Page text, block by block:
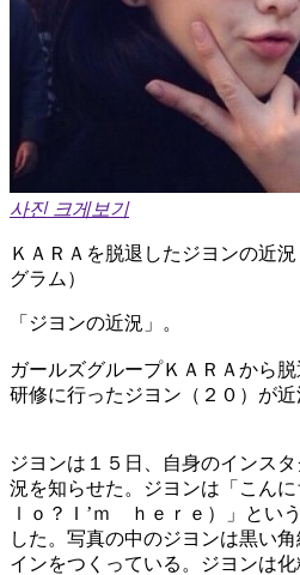
사진 크게보기
ＫＡＲＡを脱退したジヨンの近
グラム）
「ジヨンの近況」。
ガールズグループＫＡＲＡから
研修に行ったジヨン（２０）が近
ジヨンは１５日、自身のインス
況を知らせた。ジヨンは「こん
ｌｏ？Ｉ’ｍ ｈｅｒｅ）」とい
した。写真の中のジヨンは黒い
インをつくっている。ジヨンは